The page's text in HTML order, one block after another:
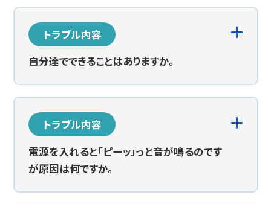
トラブル内容
自分達でできることはありますか。
トラブル内容
電源を入れると「ピーッ」っと音が鳴るのです
が原因は何ですか。